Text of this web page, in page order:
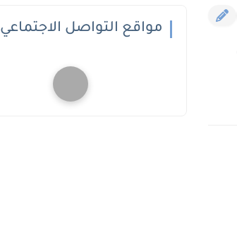
مواقع التواصل الاجتماعي